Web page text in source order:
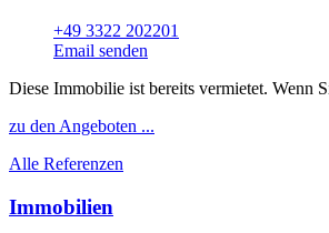
+49 3322 202201
Email senden
Diese Immobilie ist bereits vermietet. Wenn
zu den Angeboten ...
Alle Referenzen
Immobilien